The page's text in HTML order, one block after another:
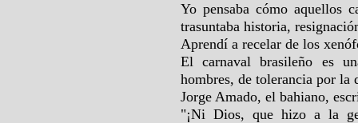
Yo pensaba cómo aquellos
trasuntaba historia,
Aprendí a recelar de los
El carnaval brasileño es
hombres, de tolerancia por la
Jorge Amado, el bahiano,
"¡Ni Dios, que hizo a la